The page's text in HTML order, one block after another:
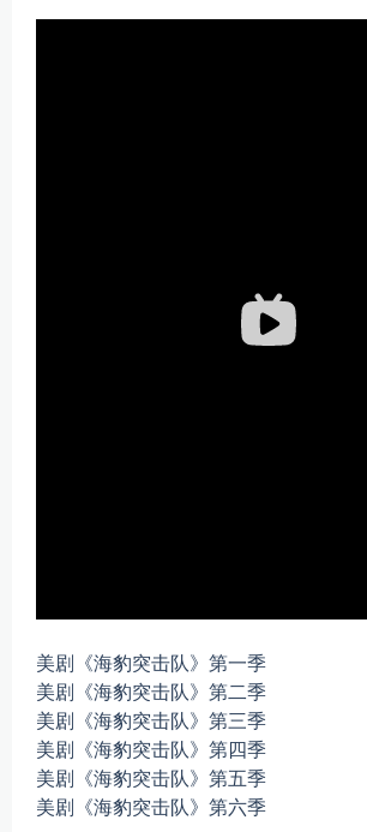
美剧《海豹突击队》第一季
美剧《海豹突击队》第二季
美剧《海豹突击队》第三季
美剧《海豹突击队》第四季
美剧《海豹突击队》第五季
美剧《海豹突击队》第六季